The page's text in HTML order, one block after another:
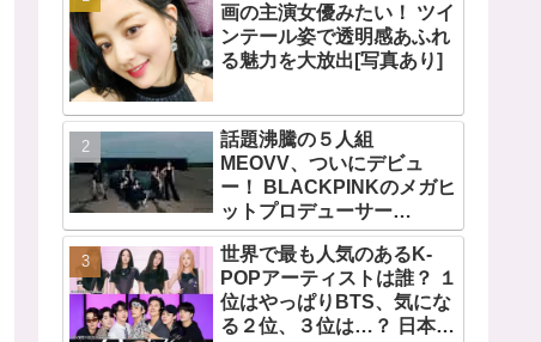
画の主演女優みたい！ ツイ
ンテール姿で透明感あふれ
る魅力を大放出[写真あり]
話題沸騰の５人組
MEOVV、ついにデビュ
ー！ BLACKPINKのメガヒ
ットプロデューサー
TEDDYが手掛ける、
THEBLACKLABEL初のガ
ールズグループ！ デビュー
シングル「MEOW」をリリ
ース
世界で最も人気のあるK-
POPアーティストは誰？ １
位はやっぱりBTS、気にな
る２位、３位は…？ 日本の